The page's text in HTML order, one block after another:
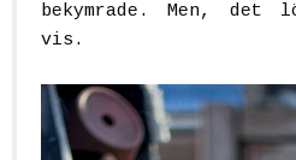
bekymrade. Men, det
vis.